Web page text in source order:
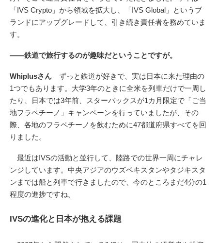
「IVS Crypto」から領域を拡大し、「IVS Global」というブ
ランドにアップグレードして、引き続き責任者を務めていま
す。
――鉄道で旅行するのが趣味だということですが。
Whiplusさん ずっと鉄道が好きで、実は日本に来た理由の
1つでもあります。大学3年のときに全米を列車だけで一周し
たり、日本では3年前、スターバックスが1カ月限定で「ご当
地フラペチーノ」キャンペーンを行っていましたが、その
際、各地のフラペチーノを飲むために47都道府県すべてを回
りました。
最近はIVSの活動と並行して、陸路での世界一周にチャレ
ンジしています。中央アジアのウズベキスタンやタジキスタ
ンまでは船と列車で行きましたので、今のところまだ4分の1
程度の進捗ですね。
IVSの進化と日本が抱える課題